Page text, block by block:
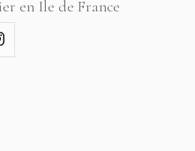
en Ile de France